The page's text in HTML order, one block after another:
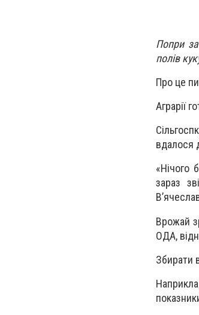
Попри
полів
Про це
Аграрії
вдалося
«Нічого
зараз
Врожай
ОДА,
Збирати